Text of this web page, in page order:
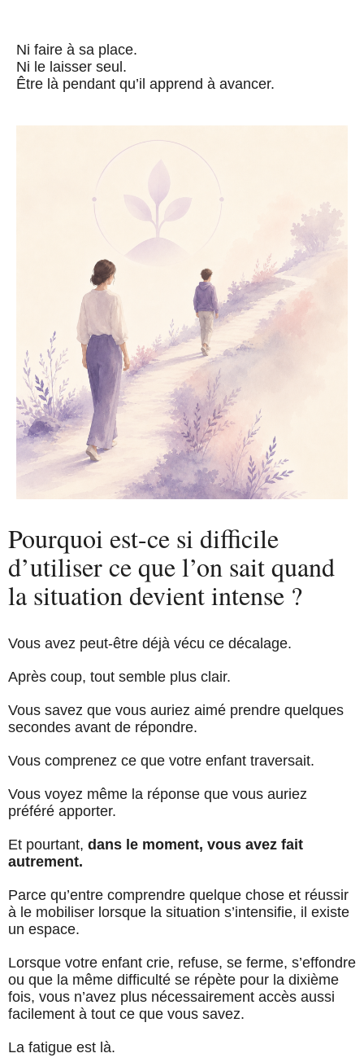
Ni faire à sa place.
Ni le laisser seul.
Être là pendant qu’il apprend à avancer.
Pourquoi est-ce si difficile
d’utiliser ce que l’on sait quand
la situation devient intense ?
Vous avez peut-être déjà vécu ce décalage.
Après coup, tout semble plus clair.
Vous savez que vous auriez aimé prendre quelques
secondes avant de répondre.
Vous comprenez ce que votre enfant traversait.
Vous voyez même la réponse que vous auriez
préféré apporter.
Et pourtant, dans le moment, vous avez fait
autrement.
Parce qu’entre comprendre quelque chose et réussir
à le mobiliser lorsque la situation s’intensifie, il existe
un espace.
Lorsque votre enfant crie, refuse, se ferme, s’effondre
ou que la même difficulté se répète pour la dixième
fois, vous n’avez plus nécessairement accès aussi
facilement à tout ce que vous savez.
La fatigue est là.